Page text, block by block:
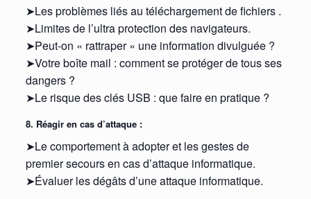
➤Les problèmes liés au téléchargement de fichiers .
➤Limites de l’ultra protection des navigateurs.
➤Peut-on « rattraper » une information divulguée ?
➤Votre boîte mail : comment se protéger de tous ses
dangers ?
➤Le risque des clés USB : que faire en pratique ?
8. Réagir en cas d’attaque :
➤Le comportement à adopter et les gestes de
premier secours en cas d’attaque informatique.
➤Évaluer les dégâts d’une attaque informatique.